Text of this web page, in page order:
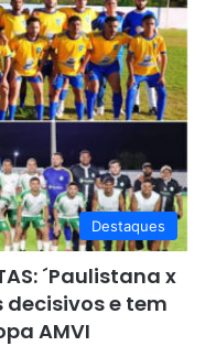
Destaques
´Paulistana x
decisivos e tem
AMVI